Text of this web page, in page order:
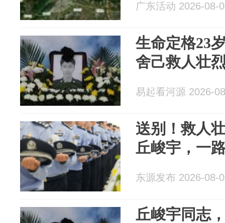
广东活动 2026-08-
生命定格23
舍己救人壮
易起看河源 2026-
送别！救人
丘峻宇，一
东源发布 2026-08-
丘峻宇同志